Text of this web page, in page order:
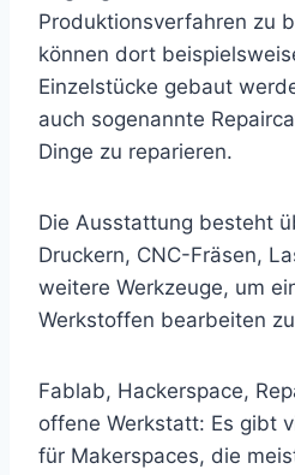
Produktionsverfahren zu
können dort
Einzelstücke gebaut
auch sogenannte
Dinge zu reparieren.
Die Ausstattung besteht
Druckern, CNC-Fräsen,
weitere Werkzeuge, um
Werkstoffen bearbeiten
Fablab, Hackerspace,
offene Werkstatt: Es gibt
für Makerspaces, die